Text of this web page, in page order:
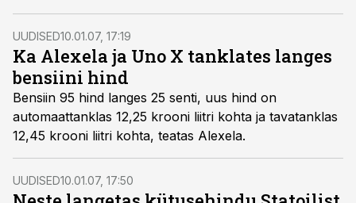
UUDISED10.01.07, 17:19
Ka Alexela ja Uno X tanklates langes
bensiini hind
Bensiin 95 hind langes 25 senti, uus hind on
automaattanklas 12,25 krooni liitri kohta ja tavatanklas
12,45 krooni liitri kohta, teatas Alexela.
UUDISED10.01.07, 17:50